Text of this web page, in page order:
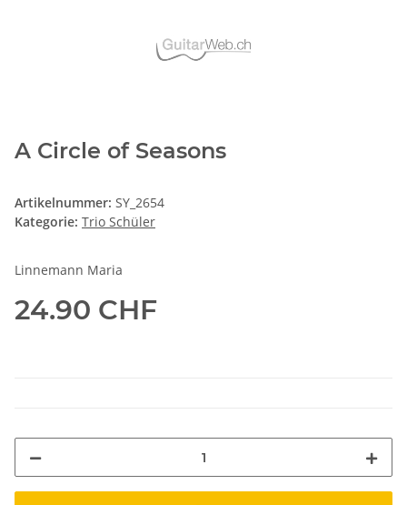
A Circle of Seasons
Artikelnummer: SY_2654
Kategorie: Trio Schüler
Linnemann Maria
24.90 CHF